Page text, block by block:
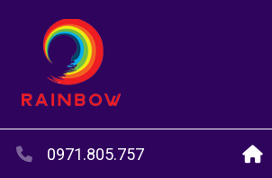
0971.805.757